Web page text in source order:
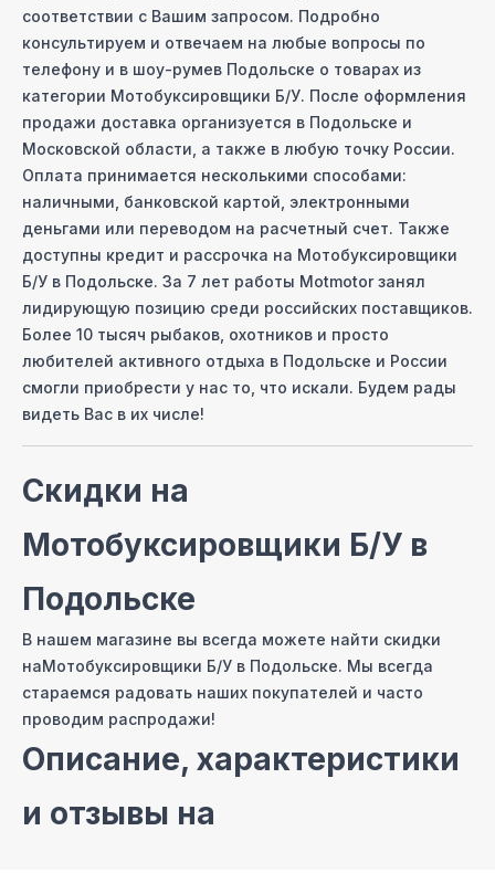
соответствии с Вашим запросом. Подробно
консультируем и отвечаем на любые вопросы по
телефону и в шоу-румев Подольске о товарах из
категории Мотобуксировщики Б/У. После оформления
продажи доставка организуется в Подольске и
Московcкой области, а также в любую точку России.
Оплата принимается несколькими способами:
наличными, банковской картой, электронными
деньгами или переводом на расчетный счет. Также
доступны кредит и рассрочка на Мотобуксировщики
Б/У в Подольске. За 7 лет работы Motmotor занял
лидирующую позицию среди российских поставщиков.
Более 10 тысяч рыбаков, охотников и просто
любителей активного отдыха в Подольске и России
смогли приобрести у нас то, что искали. Будем рады
видеть Вас в их числе!
Скидки на
Мотобуксировщики Б/У в
Подольске
В нашем магазине вы всегда можете найти скидки
наМотобуксировщики Б/У в Подольске. Мы всегда
стараемся радовать наших покупателей и часто
проводим распродажи!
Описание, характеристики
и отзывы на